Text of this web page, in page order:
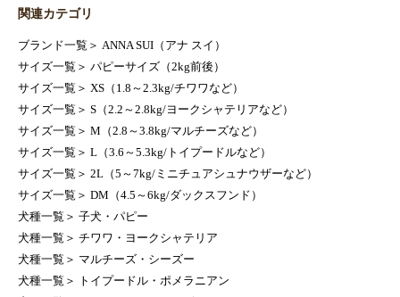
関連カテゴリ
ブランド一覧 ＞ ANNA SUI（アナ スイ）
サイズ一覧 ＞ パピーサイズ（2kg前後）
サイズ一覧 ＞ XS（1.8～2.3kg/チワワなど）
サイズ一覧 ＞ S（2.2～2.8kg/ヨークシャテリアなど）
サイズ一覧 ＞ M（2.8～3.8kg/マルチーズなど）
サイズ一覧 ＞ L（3.6～5.3kg/トイプードルなど）
サイズ一覧 ＞ 2L（5～7kg/ミニチュアシュナウザーなど）
サイズ一覧 ＞ DM（4.5～6kg/ダックスフンド）
犬種一覧 ＞ 子犬・パピー
犬種一覧 ＞ チワワ・ヨークシャテリア
犬種一覧 ＞ マルチーズ・シーズー
犬種一覧 ＞
トイプードル・ポメラニアン